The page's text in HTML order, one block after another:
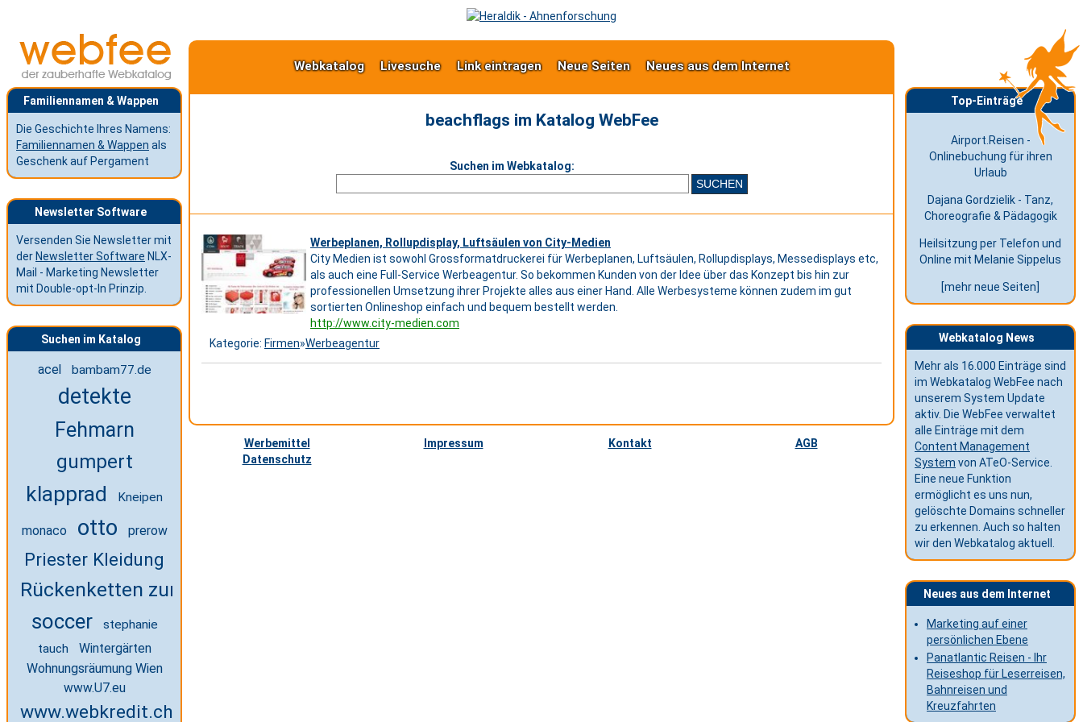
Familiennamen & Wappen
Die Geschichte Ihres Namens:
Familiennamen & Wappen als
Geschenk auf Pergament
Newsletter Software
Versenden Sie Newsletter mit
der Newsletter Software NLX-
Mail - Marketing Newsletter
mit Double-opt-In Prinzip.
Suchen im Katalog
acel bambam77.de
detekte
Fehmarn
gumpert
klapprad Kneipen
monaco otto prerow
Priester Kleidung
Rückenketten zum Selbermachen
soccer
stephanie
tauch
Wintergärten
Wohnungsräumung Wien
www.U7.eu
www.webkredit.ch
Webkatalog Livesuche Link eintragen Neue Seiten Neues aus dem Internet
beachflags im Katalog WebFee
Suchen im Webkatalog:
Werbeplanen, Rollupdisplay, Luftsäulen von City-Medien
City Medien ist sowohl Grossformatdruckerei für Werbeplanen, Luftsäulen, Rollupdisplays, Messedisplays etc,
als auch eine Full-Service Werbeagentur. So bekommen Kunden von der Idee über das Konzept bis hin zur
professionellen Umsetzung ihrer Projekte alles aus einer Hand. Alle Werbesysteme können zudem im gut
sortierten Onlineshop einfach und bequem bestellt werden.
http://www.city-medien.com
Kategorie: Firmen»Werbeagentur
Werbemittel Impressum Kontakt
AGB
Datenschutz
Top-Einträge
Airport.Reisen -
Onlinebuchung für ihren
Urlaub
Dajana Gordzielik - Tanz,
Choreografie & Pädagogik
Heilsitzung per Telefon und
Online mit Melanie Sippelus
[mehr neue Seiten]
Webkatalog News
Mehr als 16.000 Einträge sind
im Webkatalog WebFee nach
unserem System Update
aktiv. Die WebFee verwaltet
alle Einträge mit dem
Content Management
System von ATeO-Service.
Eine neue Funktion
ermöglicht es uns nun,
gelöschte Domains schneller
zu erkennen. Auch so halten
wir den Webkatalog aktuell.
Neues aus dem Internet
Marketing auf einer
persönlichen Ebene
Panatlantic Reisen - Ihr
Reiseshop für Leserreisen,
Bahnreisen und
Kreuzfahrten